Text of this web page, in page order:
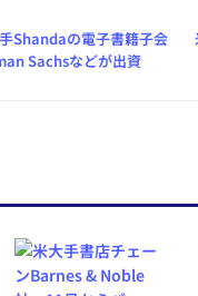
Shandaの電子書籍子会
Sachsなどが出資